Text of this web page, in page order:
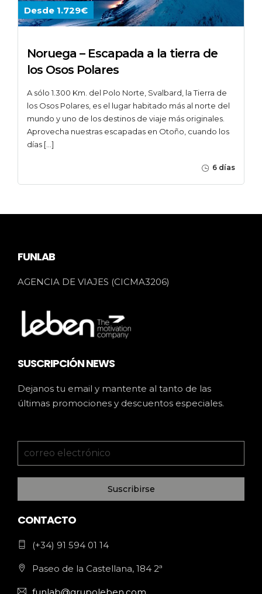
Desde 1.729€
Noruega – Escapada a la tierra de
los Osos Polares
A sólo 1.300 Km. del Polo Norte, Svalbard, la Tierra de
los Osos Polares, es el lugar habitado más al norte del
mundo y uno de los destinos de viaje más originales.
Aprovecha nuestras escapadas en Otoño, cuando los
días […]
6 días
FUNLAB
AGENCIA DE VIAJES (CICMA3206)
SUSCRIPCIÓN NEWS
Dejanos tu email y mantente al tanto de las
últimas promociones y descuentos especiales.
Suscribirse
CONTACTO
(+34) 91 594 01 14
Paseo de la Castellana, 184 2ª